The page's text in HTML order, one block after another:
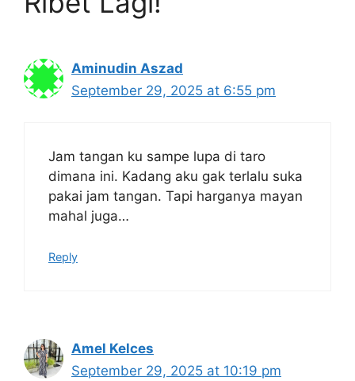
Aminudin Aszad
September 29, 2025 at 6:55 pm
Jam tangan ku sampe lupa di taro
dimana ini. Kadang aku gak terlalu suka
pakai jam tangan. Tapi harganya mayan
mahal juga…
Reply
Amel Kelces
September 29, 2025 at 10:19 pm